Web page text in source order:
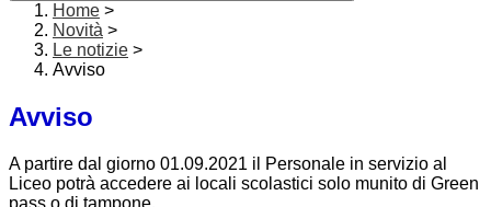
Home >
Novità >
Le notizie >
Avviso
Avviso
A partire dal giorno 01.09.2021 il Personale in servizio al
Liceo potrà accedere ai locali scolastici solo munito di Green